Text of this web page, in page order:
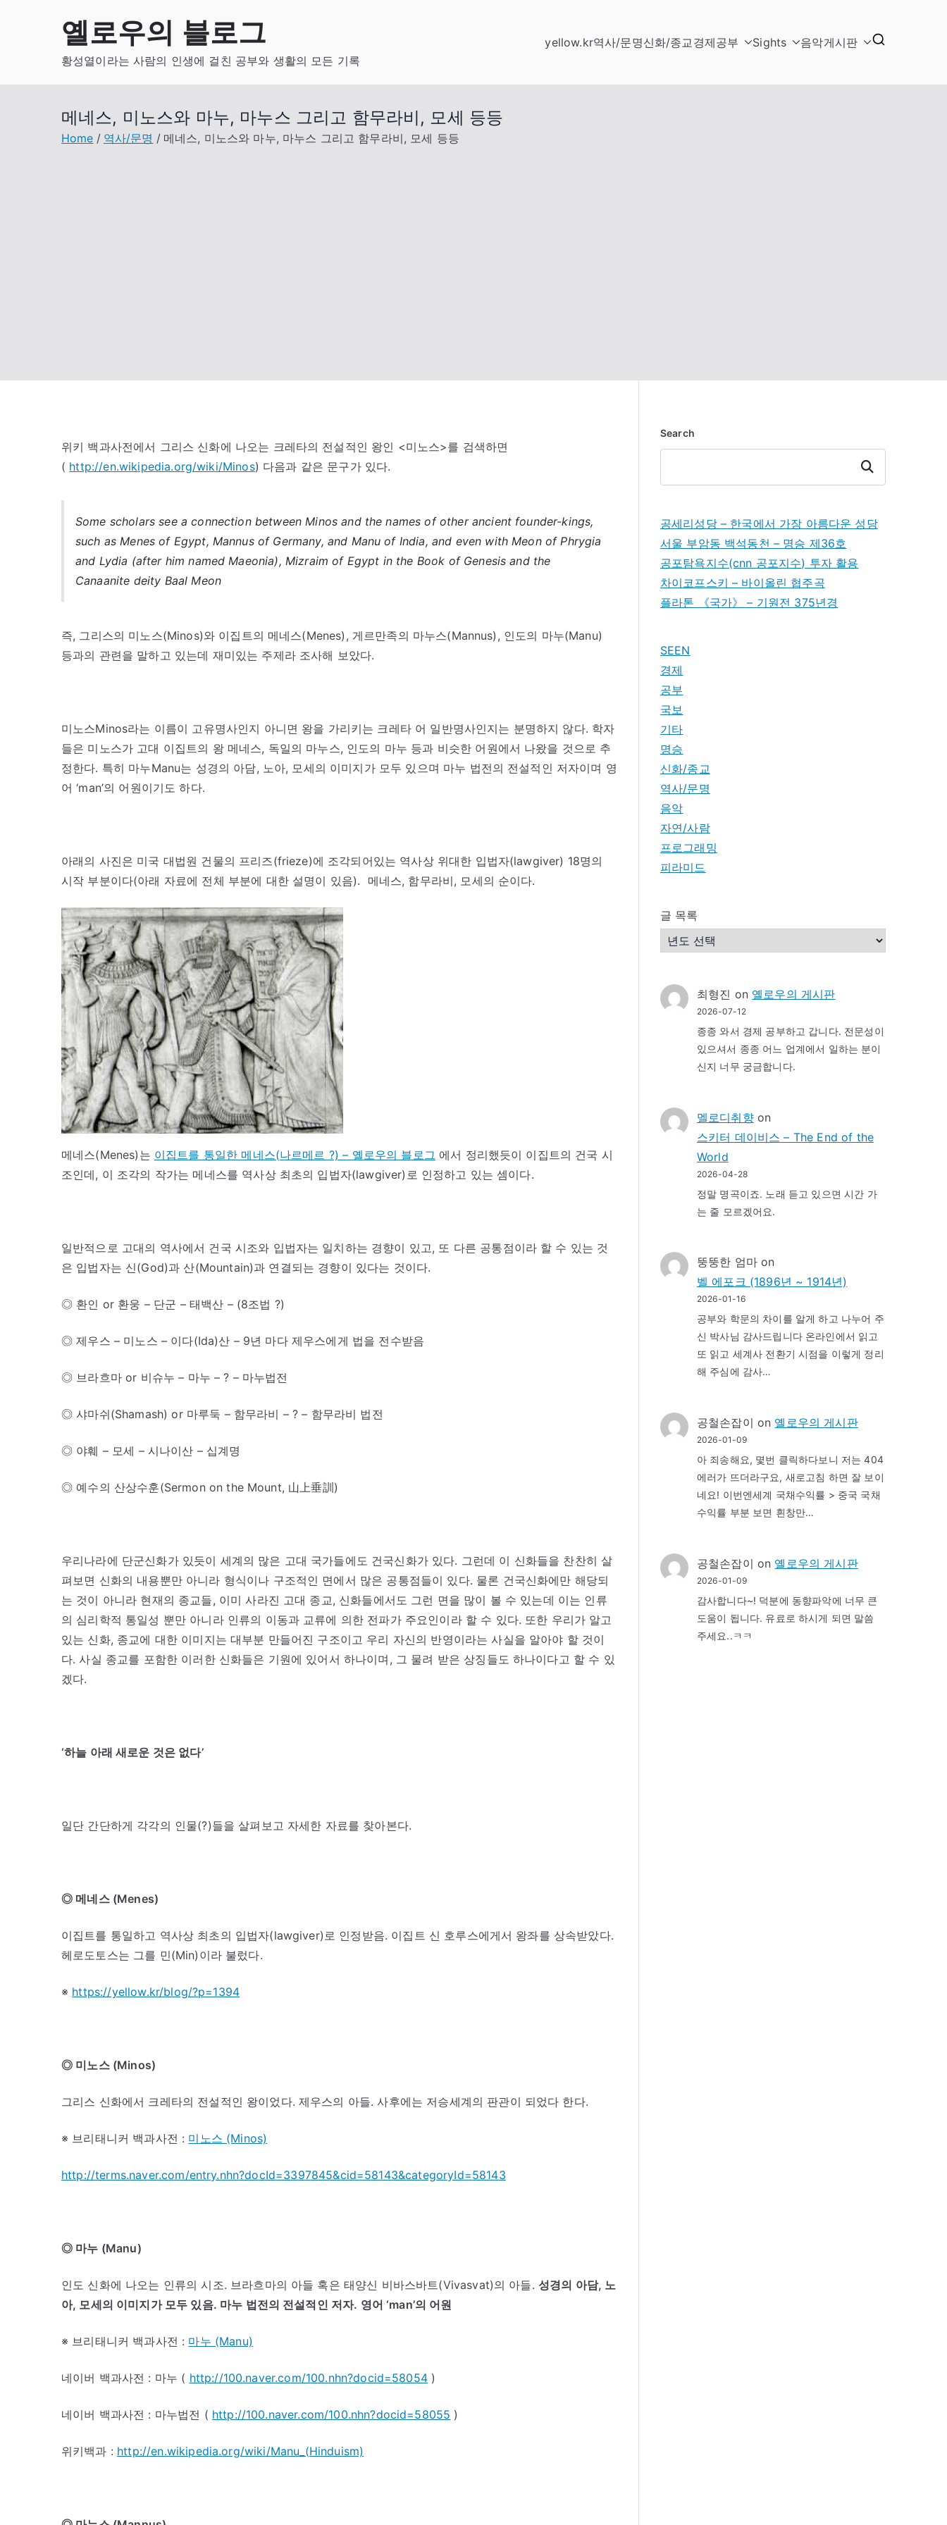
옐로우의 블로그
황성열이라는 사람의 인생에 걸친 공부와 생활의 모든 기록
yellow.kr역사/문명신화/종교경제공부 Sights 음악게시판
메네스, 미노스와 마누, 마누스 그리고 함무라비, 모세 등등
Home 역사/문명 메네스, 미노스와 마누, 마누스 그리고 함무라비, 모세 등등
위키 백과사전에서 그리스 신화에 나오는 크레타의 전설적인 왕인 <미노스>를 검색하면
( http://en.wikipedia.org/wiki/Minos) 다음과 같은 문구가 있다.
Some scholars see a connection between Minos and the names of other ancient founder-kings,
such as Menes of Egypt, Mannus of Germany, and Manu of India, and even with Meon of Phrygia
and Lydia (after him named Maeonia), Mizraim of Egypt in the Book of Genesis and the
Canaanite deity Baal Meon
즉, 그리스의 미노스(Minos)와 이집트의 메네스(Menes), 게르만족의 마누스(Mannus), 인도의 마누(Manu)
등과의 관련을 말하고 있는데 재미있는 주제라 조사해 보았다.
미노스Minos라는 이름이 고유명사인지 아니면 왕을 가리키는 크레타 어 일반명사인지는 분명하지 않다. 학자
들은 미노스가 고대 이집트의 왕 메네스, 독일의 마누스, 인도의 마누 등과 비슷한 어원에서 나왔을 것으로 추
정한다. 특히 마누Manu는 성경의 아담, 노아, 모세의 이미지가 모두 있으며 마누 법전의 전설적인 저자이며 영
어 ‘man’의 어원이기도 하다.
아래의 사진은 미국 대법원 건물의 프리즈(frieze)에 조각되어있는 역사상 위대한 입법자(lawgiver) 18명의
시작 부분이다(아래 자료에 전체 부분에 대한 설명이 있음). 메네스, 함무라비, 모세의 순이다.
메네스(Menes)는 이집트를 통일한 메네스(나르메르 ?) – 옐로우의 블로그 에서 정리했듯이 이집트의 건국 시
조인데, 이 조각의 작가는 메네스를 역사상 최초의 입법자(lawgiver)로 인정하고 있는 셈이다.
일반적으로 고대의 역사에서 건국 시조와 입법자는 일치하는 경향이 있고, 또 다른 공통점이라 할 수 있는 것
은 입법자는 신(God)과 산(Mountain)과 연결되는 경향이 있다는 것이다.
◎ 환인 or 환웅 – 단군 – 태백산 – (8조법 ?)
◎ 제우스 – 미노스 – 이다(Ida)산 – 9년 마다 제우스에게 법을 전수받음
◎ 브라흐마 or 비슈누 – 마누 – ? – 마누법전
◎ 샤마쉬(Shamash) or 마루둑 – 함무라비 – ? – 함무라비 법전
◎ 야훼 – 모세 – 시나이산 – 십계명
◎ 예수의 산상수훈(Sermon on the Mount, 山上垂訓)
우리나라에 단군신화가 있듯이 세계의 많은 고대 국가들에도 건국신화가 있다. 그런데 이 신화들을 찬찬히 살
펴보면 신화의 내용뿐만 아니라 형식이나 구조적인 면에서 많은 공통점들이 있다. 물론 건국신화에만 해당되
는 것이 아니라 현재의 종교들, 이미 사라진 고대 종교, 신화들에서도 그런 면을 많이 볼 수 있는데 이는 인류
의 심리학적 통일성 뿐만 아니라 인류의 이동과 교류에 의한 전파가 주요인이라 할 수 있다. 또한 우리가 알고
있는 신화, 종교에 대한 이미지는 대부분 만들어진 구조이고 우리 자신의 반영이라는 사실을 알아야 할 것이
다. 사실 종교를 포함한 이러한 신화들은 기원에 있어서 하나이며, 그 물려 받은 상징들도 하나이다고 할 수 있
겠다.
‘하늘 아래 새로운 것은 없다’
일단 간단하게 각각의 인물(?)들을 살펴보고 자세한 자료를 찾아본다.
◎ 메네스 (Menes)
이집트를 통일하고 역사상 최초의 입법자(lawgiver)로 인정받음. 이집트 신 호루스에게서 왕좌를 상속받았다.
헤로도토스는 그를 민(Min)이라 불렀다.
※ https://yellow.kr/blog/?p=1394
◎ 미노스 (Minos)
그리스 신화에서 크레타의 전설적인 왕이었다. 제우스의 아들. 사후에는 저승세계의 판관이 되었다 한다.
※ 브리태니커 백과사전 : 미노스 (Minos)
http://terms.naver.com/entry.nhn?docId=3397845&cid=58143&categoryId=58143
◎ 마누 (Manu)
인도 신화에 나오는 인류의 시조. 브라흐마의 아들 혹은 태양신 비바스바트(Vivasvat)의 아들. 성경의 아담, 노
아, 모세의 이미지가 모두 있음. 마누 법전의 전설적인 저자. 영어 ‘man’의 어원
※ 브리태니커 백과사전 : 마누 (Manu)
네이버 백과사전 : 마누 ( http://100.naver.com/100.nhn?docid=58054)
네이버 백과사전 : 마누법전 ( http://100.naver.com/100.nhn?docid=58055 )
위키백과 : http://en.wikipedia.org/wiki/Manu_(Hinduism)
Search
Search
공세리성당 – 한국에서 가장 아름다운 성당
서울 부암동 백석동천 – 명승 제36호
공포탐욕지수(cnn 공포지수) 투자 활용
차이코프스키 – 바이올린 협주곡
플라톤 《국가》 – 기원전 375년경
SEEN
경제
공부
국보
기타
명승
신화/종교
역사/문명
음악
자연/사람
프로그래밍
피라미드
글 목록
최형진 on 옐로우의 게시판
2026-07-12
종종 와서 경제 공부하고 갑니다. 전문성이
있으셔서 종종 어느 업계에서 일하는 분이
신지 너무 궁금합니다.
멜로디취향on
스키터 데이비스 – The End of the
World
2026-04-28
정말 명곡이죠. 노래 듣고 있으면 시간 가
는 줄 모르겠어요.
뚱뚱한 엄마on
벨 에포크 (1896년 ~ 1914년)
2026-01-16
공부와 학문의 차이를 알게 하고 나누어 주
신 박사님 감사드립니다 온라인에서 읽고
또 읽고 세계사 전환기 시점을 이렇게 정리
해 주심에 감사…
공철손잡이 on 옐로우의 게시판
2026-01-09
아 죄송해요, 몇번 클릭하다보니 저는 404
에러가 뜨더라구요, 새로고침 하면 잘 보이
네요! 이번엔세계 국채수익률 > 중국 국채
수익률 부분 보면 흰창만…
공철손잡이 on 옐로우의 게시판
2026-01-09
감사합니다~! 덕분에 동향파악에 너무 큰
도움이 됩니다. 유료로 하시게 되면 말씀
주세요..ㅋㅋ